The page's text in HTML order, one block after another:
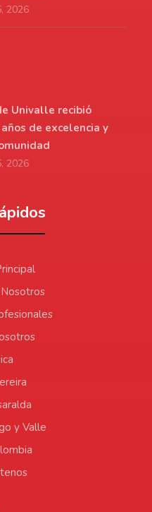
2026
Univalle recibió
de excelencia y
2026
y Valle